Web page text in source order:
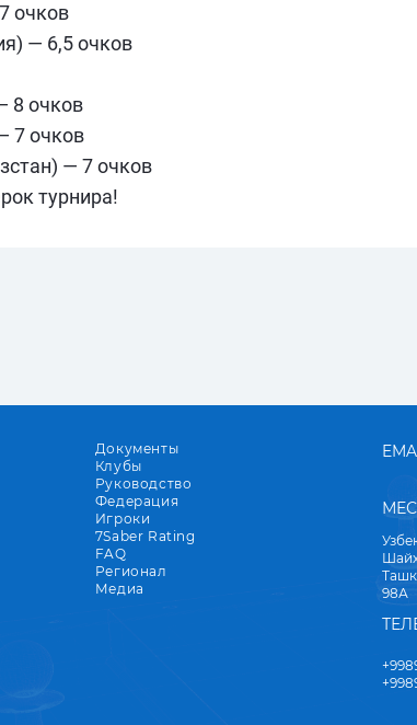
очков
— 6,5 очков
8 очков
7 очков
— 7 очков
турнира!
Документы
Клубы
Руководство
Федерация
Игроки
7Saber Rating
FAQ
Регионал
Медиа
98А